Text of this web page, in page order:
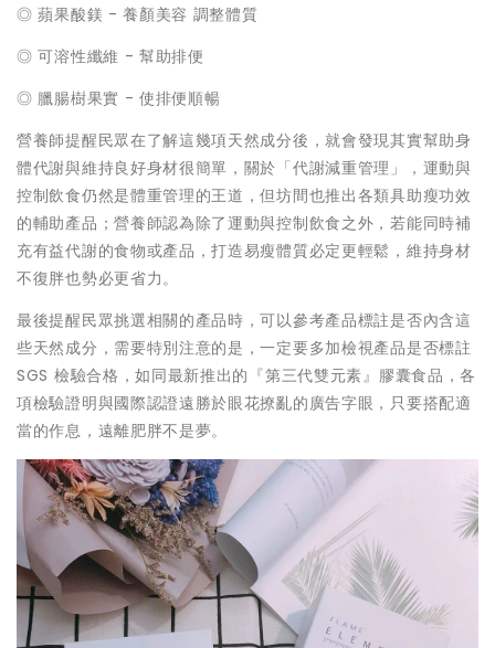
◎ 蘋果酸鎂 - 養顏美容 調整體質
◎ 可溶性纖維 - 幫助排便
◎ 臘腸樹果實 - 使排便順暢
營養師提醒民眾在了解這幾項天然成分後，就會發現其實幫助身
體代謝與維持良好身材很簡單，關於「代謝減重管理」，運動與
控制飲食仍然是體重管理的王道，但坊間也推出各類具助瘦功效
的輔助產品；營養師認為除了運動與控制飲食之外，若能同時補
充有益代謝的食物或產品，打造易瘦體質必定更輕鬆，維持身材
不復胖也勢必更省力。
最後提醒民眾挑選相關的產品時，可以參考產品標註是否內含這
些天然成分，需要特別注意的是，一定要多加檢視產品是否標註
SGS 檢驗合格，如同最新推出的『第三代雙元素』膠囊食品，各
項檢驗證明與國際認證遠勝於眼花撩亂的廣告字眼，只要搭配適
當的作息，遠離肥胖不是夢。